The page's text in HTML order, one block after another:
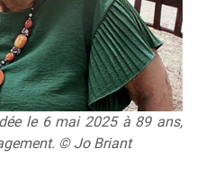
le 6 mai 2025 à 89 ans,
© Jo Briant